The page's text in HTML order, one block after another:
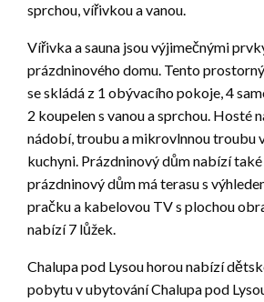
sprchou, vířivkou a vanou.
Vířivka a sauna jsou výjimečnými
prázdninového domu. Tento
se skládá z 1 obývacího pokoje, 4
2 koupelen s vanou a sprchou. Hosté
nádobí, troubu a mikrovlnnou troubu
kuchyni. Prázdninový dům nabízí
prázdninový dům má terasu s
pračku a kabelovou TV s plochou
nabízí 7 lůžek.
Chalupa pod Lysou horou nabízí
pobytu v ubytování Chalupa pod